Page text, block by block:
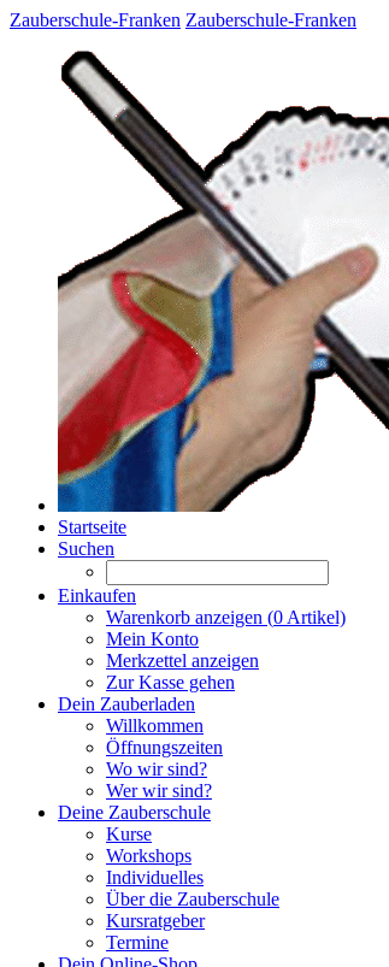
Zauberschule-Franken Zauberschule-Franken
Startseite
Suchen
Einkaufen
Warenkorb anzeigen (0 Artikel)
Mein Konto
Merkzettel anzeigen
Zur Kasse gehen
Dein Zauberladen
Willkommen
Öffnungszeiten
Wo wir sind?
Wer wir sind?
Deine Zauberschule
Kurse
Workshops
Individuelles
Über die Zauberschule
Kursratgeber
Termine